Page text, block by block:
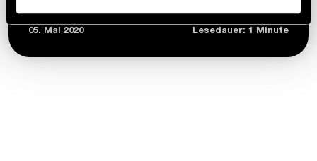
05. Mai 2020 Lesedauer: 1 Minute